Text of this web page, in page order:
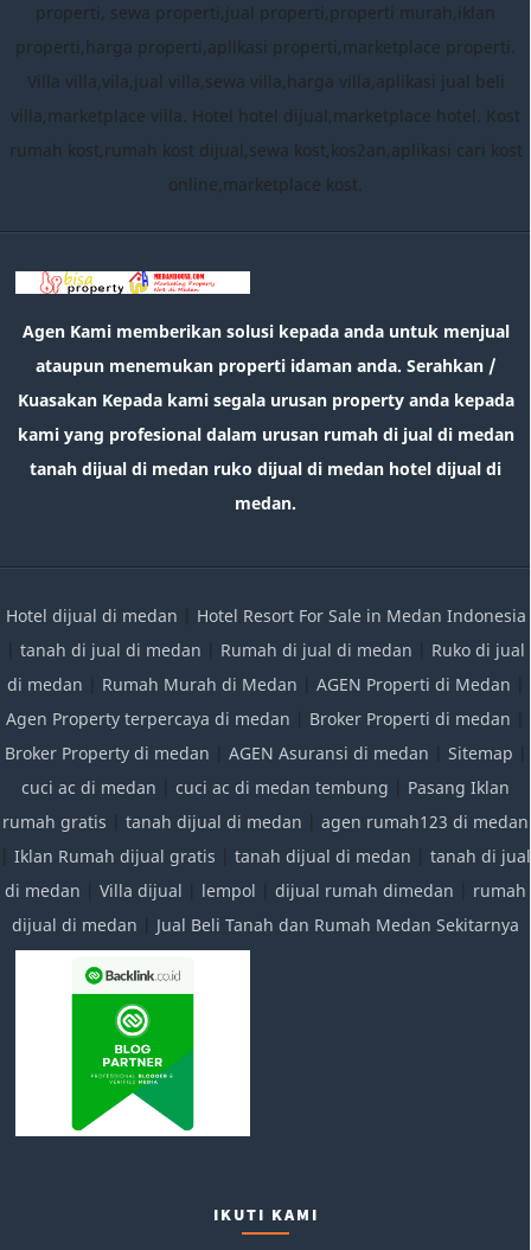
properti, sewa properti,jual properti,properti murah,iklan
properti,harga properti,aplikasi properti,marketplace properti.
Villa villa,vila,jual villa,sewa villa,harga villa,aplikasi jual beli
villa,marketplace villa. Hotel hotel dijual,marketplace hotel. Kost
rumah kost,rumah kost dijual,sewa kost,kos2an,aplikasi cari kost
online,marketplace kost.
Agen Kami memberikan solusi kepada anda untuk menjual
ataupun menemukan properti idaman anda. Serahkan /
Kuasakan Kepada kami segala urusan property anda kepada
kami yang profesional dalam urusan rumah di jual di medan
tanah dijual di medan ruko dijual di medan hotel dijual di
medan.
Hotel dijual di medan | Hotel Resort For Sale in Medan Indonesia
| tanah di jual di medan | Rumah di jual di medan | Ruko di jual
di medan | Rumah Murah di Medan | AGEN Properti di Medan |
Agen Property terpercaya di medan | Broker Properti di medan |
Broker Property di medan | AGEN Asuransi di medan | Sitemap |
cuci ac di medan | cuci ac di medan tembung | Pasang Iklan
rumah gratis | tanah dijual di medan | agen rumah123 di medan
| Iklan Rumah dijual gratis | tanah dijual di medan | tanah di jual
di medan | Villa dijual | lempol | dijual rumah dimedan | rumah
dijual di medan | Jual Beli Tanah dan Rumah Medan Sekitarnya
IKUTI KAMI